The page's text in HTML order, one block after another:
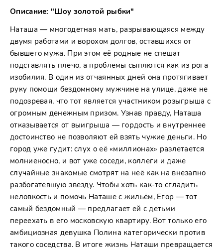
Описание: "Шоу золотой рыбки"
Наташа — многодетная мать, разрывающаяся между
двумя работами и ворохом долгов, оставшихся от
бывшего мужа. При этом её родные не спешат
подставлять плечо, а проблемы сыплются как из рога
изобилия. В один из отчаянных дней она протягивает
руку помощи бездомному мужчине на улице, даже не
подозревая, что тот является участником розыгрыша с
огромным денежным призом. Узнав правду, Наташа
отказывается от выигрыша — гордость и внутреннее
достоинство не позволяют ей взять чужие деньги. Но
город уже гудит: слух о её «миллионах» разлетается
молниеносно, и вот уже соседи, коллеги и даже
случайные знакомые смотрят на неё как на внезапно
разбогатевшую звезду. Чтобы хоть как-то сгладить
неловкость и помочь Наташе с жильём, Егор — тот
самый бездомный — предлагает ей с детьми
переехать в его московскую квартиру. Вот только его
амбициозная девушка Полина категорически против
такого соседства. В итоге жизнь Наташи превращается